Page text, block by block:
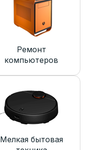
Ремонт
компьютеров
Мелкая бытовая